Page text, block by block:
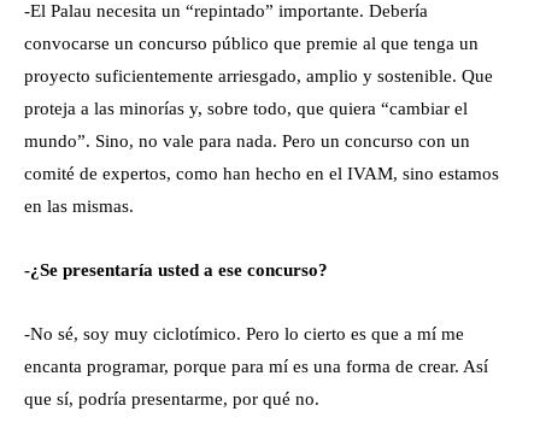
-El Palau necesita un “repintado” importante. Debería
convocarse un concurso público que premie al que tenga un
proyecto suficientemente arriesgado, amplio y sostenible. Que
proteja a las minorías y, sobre todo, que quiera “cambiar el
mundo”. Sino, no vale para nada. Pero un concurso con un
comité de expertos, como han hecho en el IVAM, sino estamos
en las mismas.
-¿Se presentaría usted a ese concurso?
-No sé, soy muy ciclotímico. Pero lo cierto es que a mí me
encanta programar, porque para mí es una forma de crear. Así
que sí, podría presentarme, por qué no.